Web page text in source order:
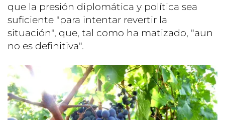
que la presión diplomática y política sea
suficiente "para intentar revertir la
situación", que, tal como ha matizado, "aun
no es definitiva".